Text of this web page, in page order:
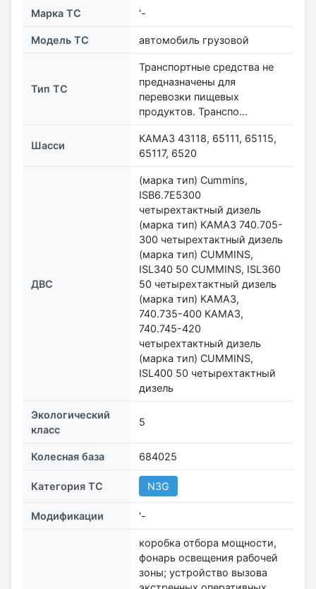
Марка ТС '-
Модель ТС автомобиль грузовой
Тип ТС
Транспортные средства не
предназначены для
перевозки пищевых
продуктов. Транспо…
Шасси
КАМАЗ 43118, 65111, 65115,
65117, 6520
ДВС
(марка тип) Cummins,
ISB6.7E5300
четырехтактный дизель
(марка тип) КАМАЗ 740.705-
300 четырехтактный дизель
(марка тип) CUMMINS,
ISL340 50 CUMMINS, ISL360
50 четырехтактный дизель
(марка тип) КАМАЗ,
740.735-400 КАМАЗ,
740.745-420
четырехтактный дизель
(марка тип) CUMMINS,
ISL400 50 четырехтактный
дизель
Экологический
класс
5
Колесная база 684025
Категория ТС N3G
Модификации '-
коробка отбора мощности,
фонарь освещения рабочей
зоны; устройство вызова